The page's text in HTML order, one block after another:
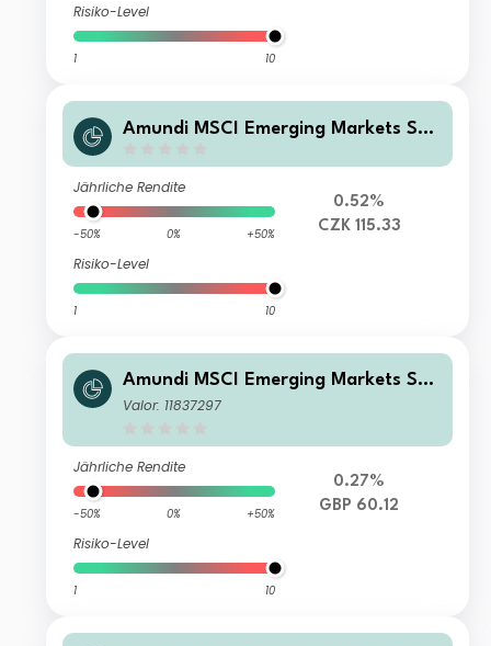
Risiko-Level
1 10
Amundi MSCI Emerging Markets SRI
Jährliche Rendite
-50% 0% +50%
Risiko-Level
1 10
0.52%
CZK 115.33
Amundi MSCI Emerging Markets SRI
Climate Paris Aligned - UCITS ETF D
Valor: 11837297
Jährliche Rendite
-50% 0% +50%
Risiko-Level
1 10
0.27%
GBP 60.12